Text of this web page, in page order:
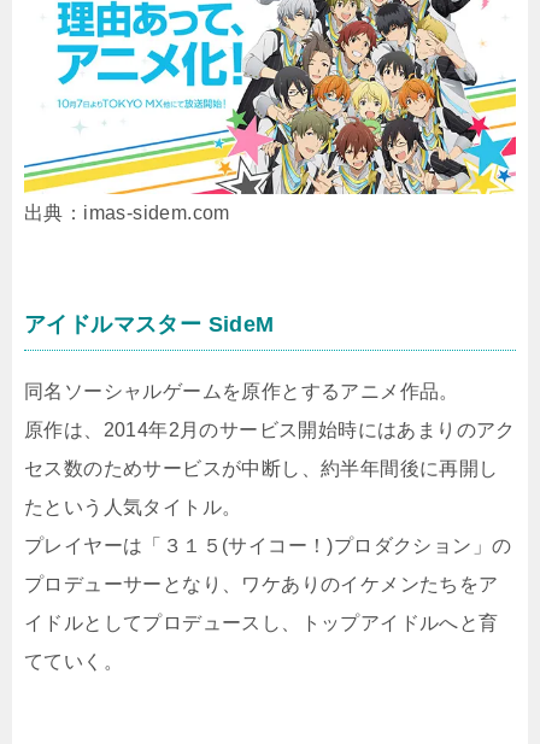
出典：imas-sidem.com
アイドルマスター SideM
同名ソーシャルゲームを原作とするアニメ作品。
原作は、2014年2月のサービス開始時にはあまりのアク
セス数のためサービスが中断し、約半年間後に再開し
たという人気タイトル。
プレイヤーは「３１５(サイコー！)プロダクション」の
プロデューサーとなり、ワケありのイケメンたちをア
イドルとしてプロデュースし、トップアイドルへと育
てていく。